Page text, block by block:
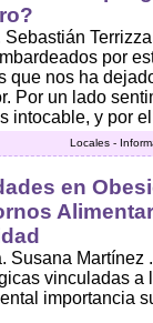
Sebastián
por
que nos ha
Por un lado
intocable, y por
Locales -
en
Susana
vinculadas a
importancia